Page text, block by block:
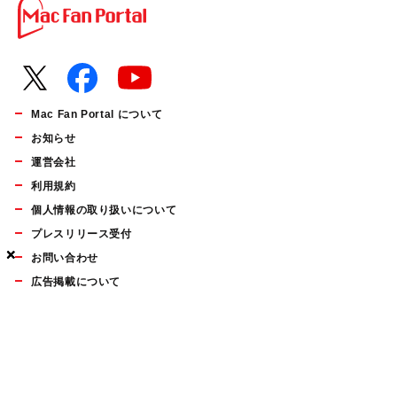
×
×
×
Mac Fan Portal について
お知らせ
運営会社
利用規約
個人情報の取り扱いについて
プレスリリース受付
お問い合わせ
広告掲載について